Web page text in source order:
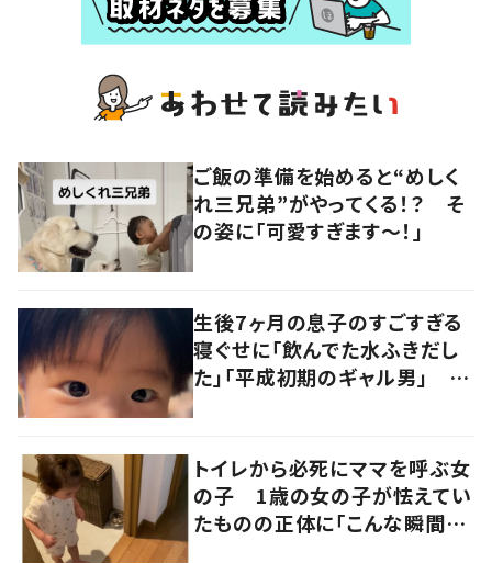
ご飯の準備を始めると“めしく
れ三兄弟”がやってくる！？ そ
の姿に「可愛すぎます〜！」
生後7ヶ月の息子のすごすぎる
寝ぐせに「飲んでた水ふきだし
た」「平成初期のギャル男」 実
トイレから必死にママを呼ぶ女
の子 1歳の女の子が怯えてい
たものの正体に「こんな瞬間